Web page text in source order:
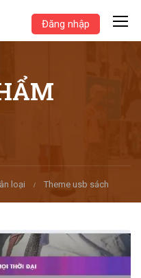
Đăng nhập
loại Theme usb sách